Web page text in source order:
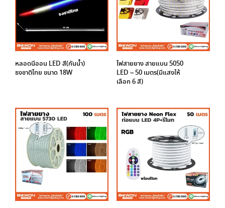
หลอดนีออน LED สี(กันน้ำ)
ธงชาติไทย ขนาด 18W
ไฟสายยาง สายแบน 5050
LED – 50 เมตร(มีแสงให้
เลือก 6 สี)